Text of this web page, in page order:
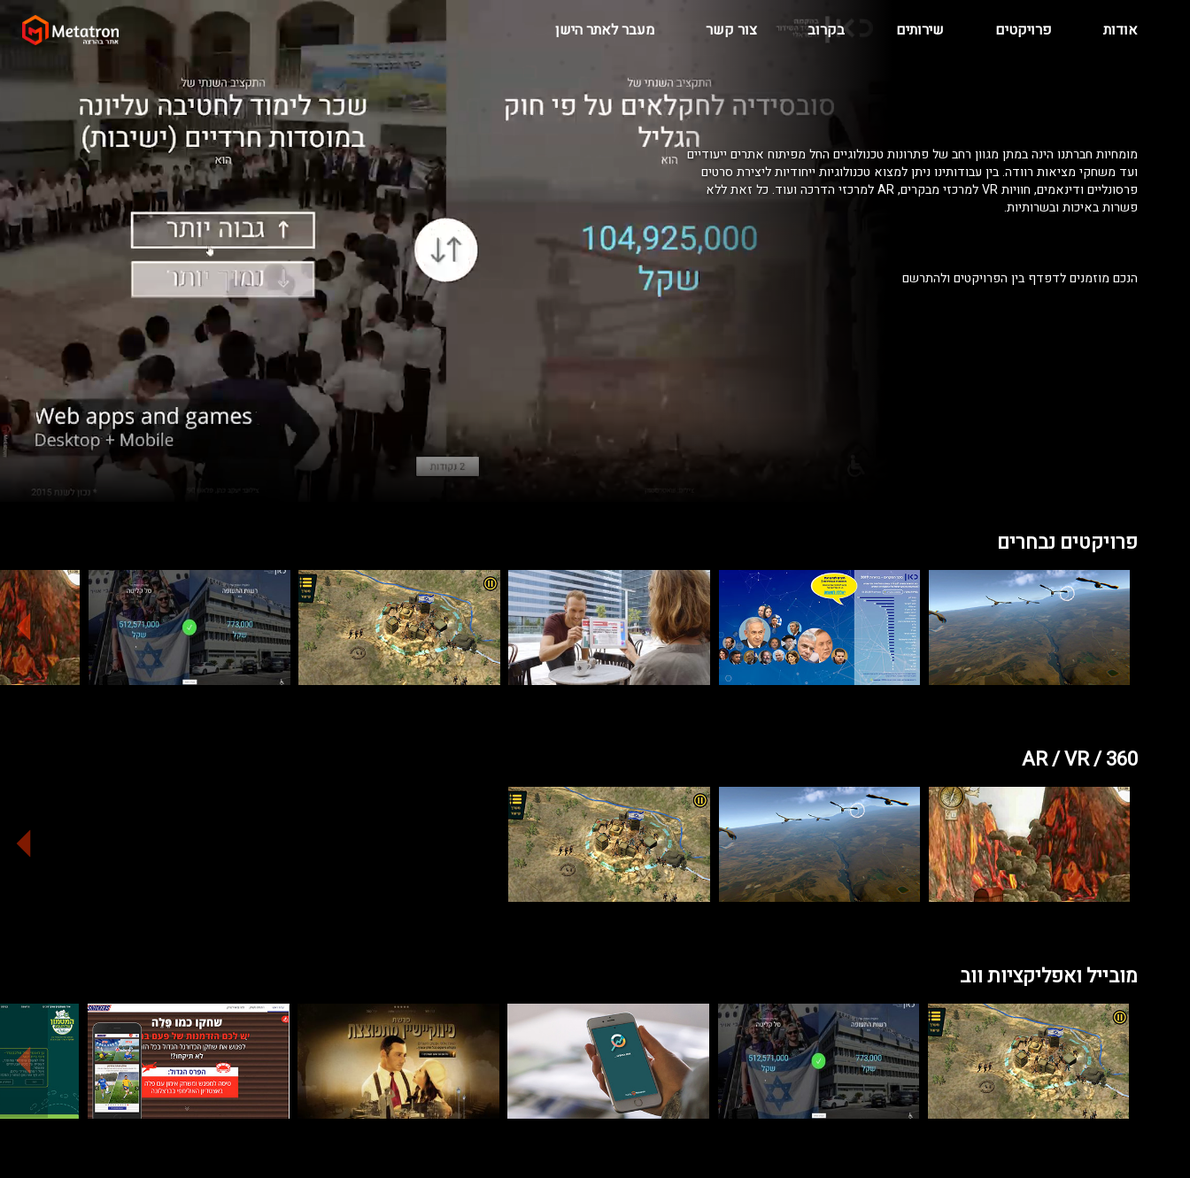
אודות פרויקטים שירותים בקרוב צור קשר מעבר לאתר הישן
מומחיות חברתנו הינה במתן מגוון רחב של פתרונות טכנולוגיים החל מפיתוח אתרים ייעודיים
ועד משחקי מציאות רוודה. בין עבודותינו ניתן למצוא טכנולוגיות ייחודיות ליצירת סרטים
פרסונליים ודינאמים, חוויות VR למרכזי מבקרים, AR למרכזי הדרכה ועוד. כל זאת ללא
פשרות באיכות ובשרותיות.
הנכם מוזמנים לדפדף בין הפרויקטים ולהתרשם
פרויקטים נבחרים
AR / VR / 360
מובייל ואפליקציות ווב